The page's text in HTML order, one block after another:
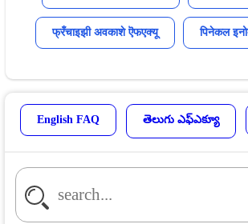
फ्रँचाइझी अवकाशे ऎफएक्यू पिनेकल
English FAQ తెలుగు ఎఫ్ఎక్యూ